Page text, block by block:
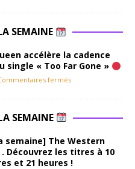
SEMAINE
accélère la cadence
single « Too Far Gone »
fermés
SEMAINE
semaine] The Western
Découvrez les titres à 10
et 21 heures !